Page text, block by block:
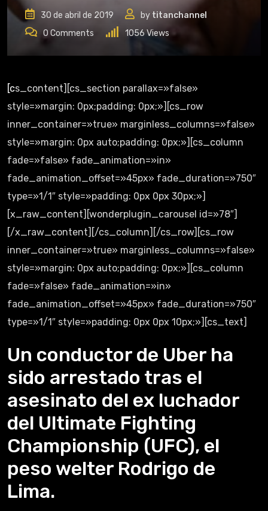
30 de abril de 2019 by titanchannel
0 Comments 1056Views
[cs_content][cs_section parallax=»false»
style=»margin: 0px;padding: 0px;»][cs_row
inner_container=»true» marginless_columns=»false»
style=»margin: 0px auto;padding: 0px;»][cs_column
fade=»false» fade_animation=»in»
fade_animation_offset=»45px» fade_duration=»750″
type=»1/1″ style=»padding: 0px 0px 30px;»]
[x_raw_content][wonderplugin_carousel id=»78″]
[/x_raw_content][/cs_column][/cs_row][cs_row
inner_container=»true» marginless_columns=»false»
style=»margin: 0px auto;padding: 0px;»][cs_column
fade=»false» fade_animation=»in»
fade_animation_offset=»45px» fade_duration=»750″
type=»1/1″ style=»padding: 0px 0px 10px;»][cs_text]
Un conductor de Uber ha
sido arrestado tras el
asesinato del ex luchador
del Ultimate Fighting
Championship (UFC), el
peso welter Rodrigo de
Lima.